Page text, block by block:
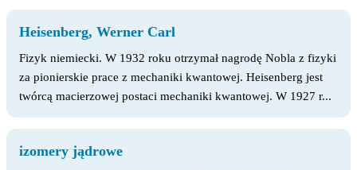
Heisenberg, Werner Carl
Fizyk niemiecki. W 1932 roku otrzymał nagrodę Nobla z fizyki
za pionierskie prace z mechaniki kwantowej. Heisenberg jest
twórcą macierzowej postaci mechaniki kwantowej. W 1927 r...
izomery jądrowe